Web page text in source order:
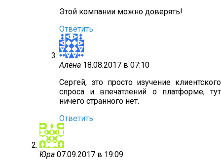
Этой компании можно доверять!
Ответить
Алена 18.08.2017 в 07:10
Сергей, это просто изучение клиентского
спроса и впечатлений о платформе, тут
ничего странного нет.
Ответить
Юра 07.09.2017 в 19:09